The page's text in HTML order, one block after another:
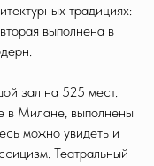
традициях:
выполнена в
зал на 525 мест.
в Милане, выполнены
можно увидеть и
Театральный